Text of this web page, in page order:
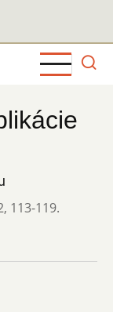
, 113-119.